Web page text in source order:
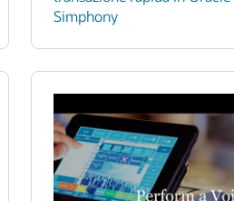
Simphony